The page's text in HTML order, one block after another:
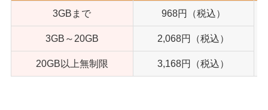
3GBまで 968円（税込）
3GB～20GB 2,068円（税込）
20GB以上無制限 3,168円（税込）